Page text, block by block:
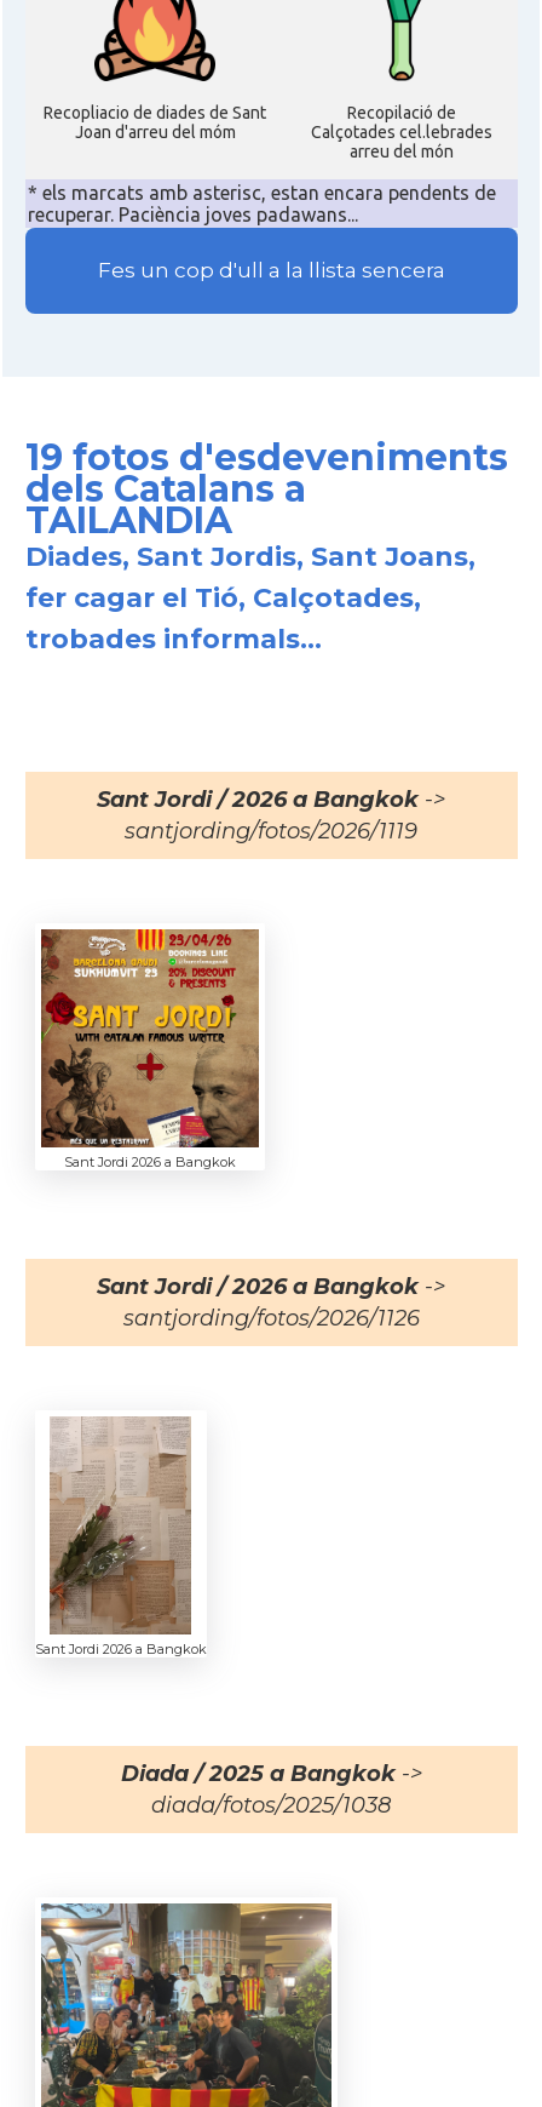
Recopliacio de diades de Sant
Joan d'arreu del móm
Recopilació de
Calçotades cel.lebrades
arreu del món
* els marcats amb asterisc, estan encara pendents de
recuperar. Paciència joves padawans...
Fes un cop d'ull a la llista sencera
19 fotos d'esdeveniments
dels Catalans a
TAILANDIA
Diades, Sant Jordis, Sant Joans,
fer cagar el Tió, Calçotades,
trobades informals...
Sant Jordi / 2026 a Bangkok->
santjording/fotos/2026/1119
Sant Jordi 2026 a Bangkok
Sant Jordi / 2026 a Bangkok->
santjording/fotos/2026/1126
Sant Jordi 2026 a Bangkok
Diada / 2025 a Bangkok->
diada/fotos/2025/1038